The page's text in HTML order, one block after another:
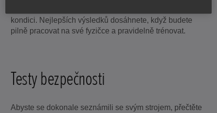
kondici. Nejlepších výsledků dosáhnete, když budete
pilně pracovat na své fyzičce a pravidelně trénovat.
Testy bezpečnosti
Abyste se dokonale seznámili se svým strojem, přečtěte